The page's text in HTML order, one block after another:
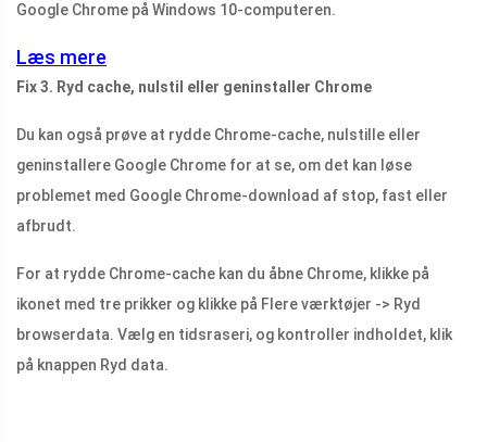
Google Chrome på Windows 10-computeren.
Læs mere
Fix 3. Ryd cache, nulstil eller geninstaller Chrome
Du kan også prøve at rydde Chrome-cache, nulstille eller
geninstallere Google Chrome for at se, om det kan løse
problemet med Google Chrome-download af stop, fast eller
afbrudt.
For at rydde Chrome-cache kan du åbne Chrome, klikke på
ikonet med tre prikker og klikke på Flere værktøjer -> Ryd
browserdata. Vælg en tidsraseri, og kontroller indholdet, klik
på knappen Ryd data.